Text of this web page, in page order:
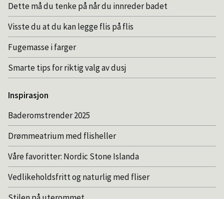
Dette må du tenke på når du innreder badet
Visste du at du kan legge flis på flis
Fugemasse i farger
Smarte tips for riktig valg av dusj
Inspirasjon
Baderomstrender 2025
Drømmeatrium med flisheller
Våre favoritter: Nordic Stone Islanda
Vedlikeholdsfritt og naturlig med fliser